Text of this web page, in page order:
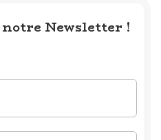
Newsletter !